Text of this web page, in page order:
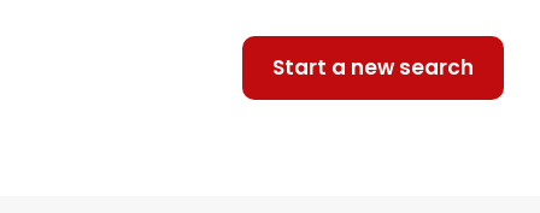
Start a new search